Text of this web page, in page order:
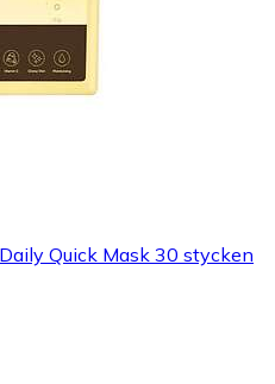
Quick Mask 30 stycken